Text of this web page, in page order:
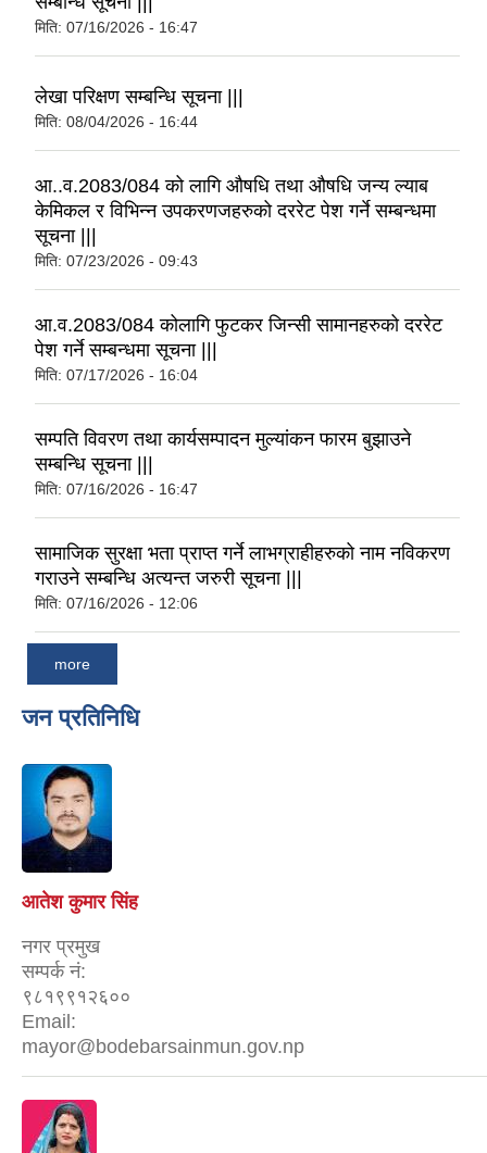
मिति: 07/16/2026 - 16:47
लेखा परिक्षण सम्बन्धि सूचना |||
मिति: 08/04/2026 - 16:44
आ..व.2083/084 को लागि औषधि तथा औषधि जन्य ल्याब
केमिकल र विभिन्न उपकरणजहरुको दररेट पेश गर्ने सम्बन्धमा
सूचना |||
मिति: 07/23/2026 - 09:43
आ.व.2083/084 कोलागि फुटकर जिन्सी सामानहरुको दररेट
पेश गर्ने सम्बन्धमा सूचना |||
मिति: 07/17/2026 - 16:04
सम्पति विवरण तथा कार्यसम्पादन मुल्यांकन फारम बुझाउने
सम्बन्धि सूचना |||
मिति: 07/16/2026 - 16:47
सामाजिक सुरक्षा भता प्राप्त गर्ने लाभग्राहीहरुको नाम नविकरण
गराउने सम्बन्धि अत्यन्त जरुरी सूचना |||
मिति: 07/16/2026 - 12:06
more
जन प्रतिनिधि
आतेश कुमार सिंह
नगर प्रमुख
सम्पर्क नं:
९८१९९१२६००
Email:
mayor@bodebarsainmun.gov.np